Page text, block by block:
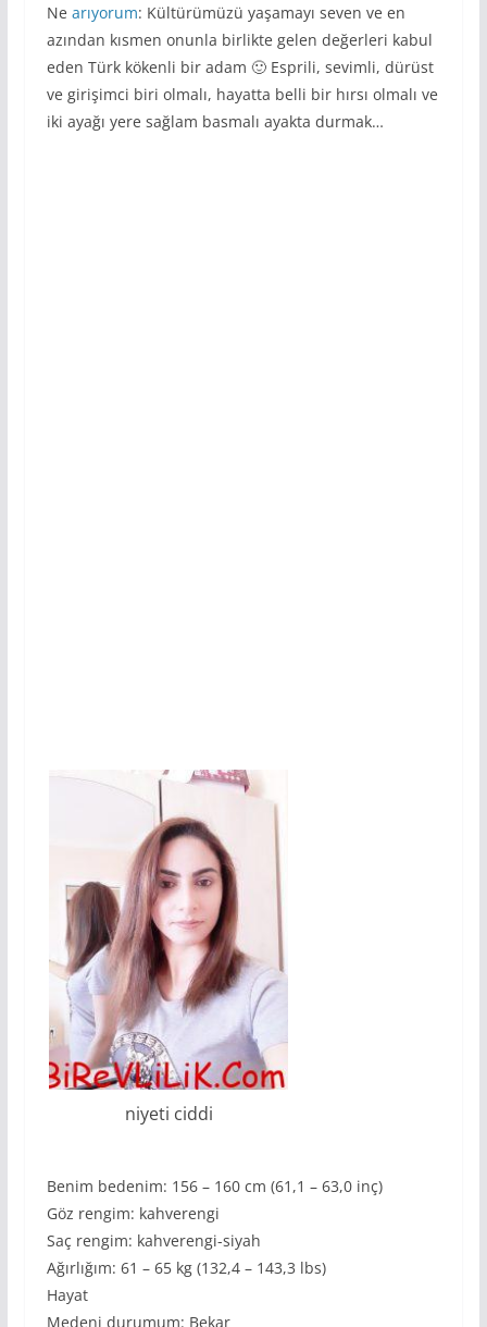
Ne arıyorum: Kültürümüzü yaşamayı seven ve en
azından kısmen onunla birlikte gelen değerleri kabul
eden Türk kökenli bir adam 🙂 Esprili, sevimli, dürüst
ve girişimci biri olmalı, hayatta belli bir hırsı olmalı ve
iki ayağı yere sağlam basmalı ayakta durmak…
niyeti ciddi
Benim bedenim: 156 – 160 cm (61,1 – 63,0 inç)
Göz rengim: kahverengi
Saç rengim: kahverengi-siyah
Ağırlığım: 61 – 65 kg (132,4 – 143,3 lbs)
Hayat
Medeni durumum: Bekar